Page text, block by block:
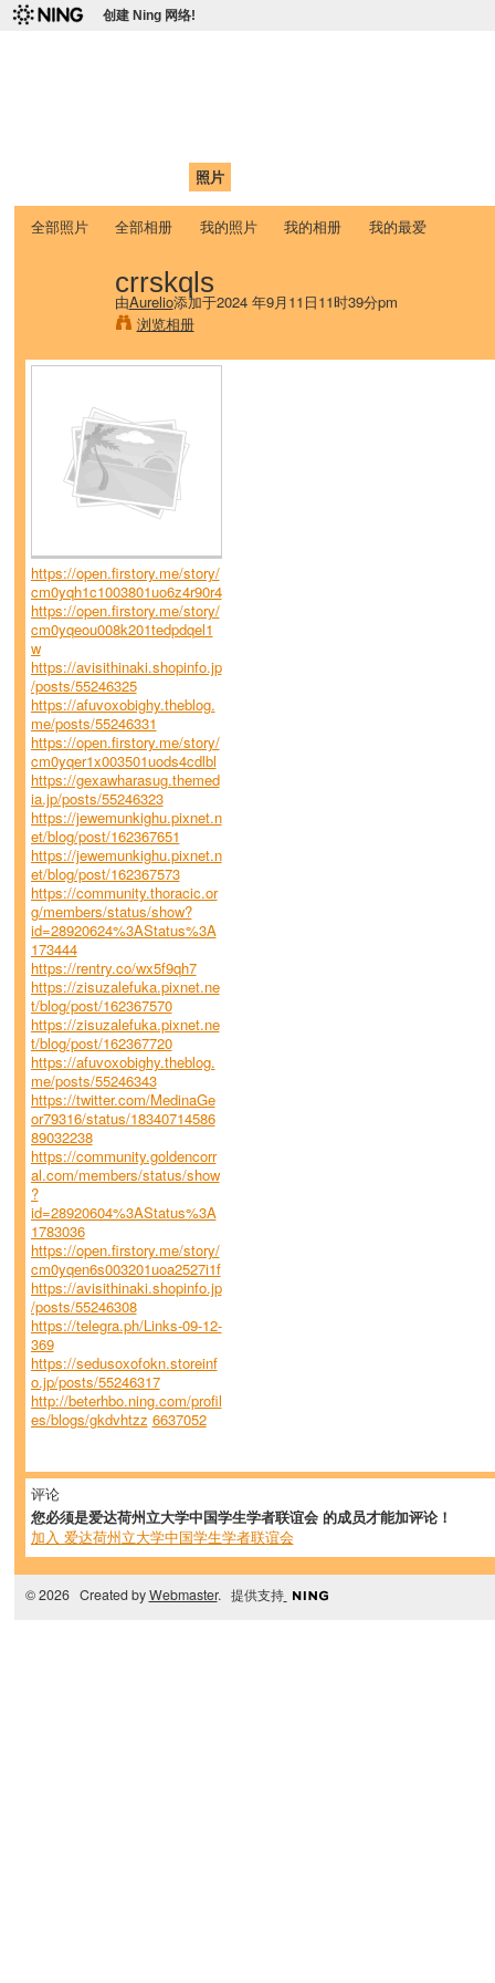
创建 Ning 网络!
照片
全部照片 全部相册 我的照片 我的相册 我的最爱
crrskqls
由Aurelio添加于2024 年9月11日11时39分pm
浏览相册
https://open.firstory.me/story/
cm0yqh1c1003801uo6z4r90r4
https://open.firstory.me/story/
cm0yqeou008k201tedpdqel1
w
https://avisithinaki.shopinfo.jp
/posts/55246325
https://afuvoxobighy.theblog.
me/posts/55246331
https://open.firstory.me/story/
cm0yqer1x003501uods4cdlbl
https://gexawharasug.themed
ia.jp/posts/55246323
https://jewemunkighu.pixnet.n
et/blog/post/162367651
https://jewemunkighu.pixnet.n
et/blog/post/162367573
https://community.thoracic.or
g/members/status/show?
id=28920624%3AStatus%3A
173444
https://rentry.co/wx5f9qh7
https://zisuzalefuka.pixnet.ne
t/blog/post/162367570
https://zisuzalefuka.pixnet.ne
t/blog/post/162367720
https://afuvoxobighy.theblog.
me/posts/55246343
https://twitter.com/MedinaGe
or79316/status/18340714586
89032238
https://community.goldencorr
al.com/members/status/show
?
id=28920604%3AStatus%3A
1783036
https://open.firstory.me/story/
cm0yqen6s003201uoa2527i1f
https://avisithinaki.shopinfo.jp
/posts/55246308
https://telegra.ph/Links-09-12-
369
https://sedusoxofokn.storeinf
o.jp/posts/55246317
http://beterhbo.ning.com/profil
es/blogs/gkdvhtzz 6637052
评论
您必须是爱达荷州立大学中国学生学者联谊会 的成员才能加评论！
加入 爱达荷州立大学中国学生学者联谊会
© 2026 Created byWebmaster. 提供支持